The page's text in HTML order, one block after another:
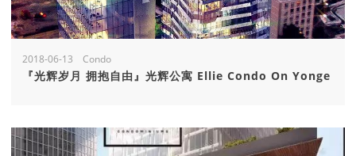
2018-06-13 Condo
『光辉岁月 拥抱自由』光辉公寓 Ellie Condo On Yonge